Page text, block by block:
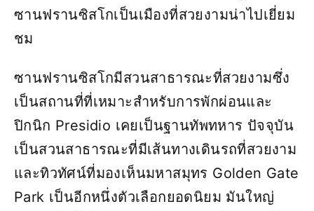
ซานฟรานซิสโกเป็นเมืองที่สวยงามน่าไปเยี่ยม
ชม
ซานฟรานซิสโกมีสวนสาธารณะที่สวยงามซึ่ง
เป็นสถานที่ที่เหมาะสำหรับการพักผ่อนและ
ปิกนิก Presidio เคยเป็นฐานทัพทหาร ปัจจุบัน
เป็นสวนสาธารณะที่มีเส้นทางเดินรถที่สวยงาม
และทิวทัศน์ที่มองเห็นมหาสมุทร Golden Gate
Park เป็นอีกหนึ่งตัวเลือกยอดนิยม มันใหญ่